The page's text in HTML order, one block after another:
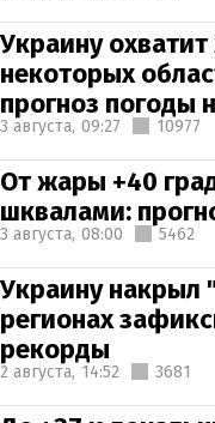
Украину
некоторых
прогноз погоды
3 августа, 09:27 10977
От жары +40
шквалами:
3 августа, 08:00 5462
Украину накрыл
регионах
рекорды
2 августа, 14:52 3681